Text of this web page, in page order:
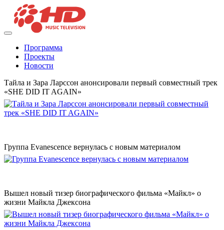
Программа
Проекты
Новости
Тайла и Зара Ларссон анонсировали первый совместный трек
«SHE DID IT AGAIN»
Группа Evanescence вернулась с новым материалом
Вышел новый тизер биографического фильма «Майкл» о
жизни Майкла Джексона